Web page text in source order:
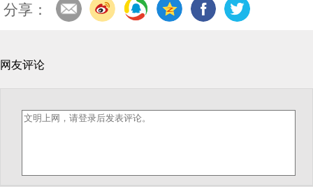
分享：
网友评论